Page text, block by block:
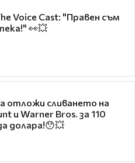
Voice Cast: "Правен съм
👀💥
отложи сливането на
и Warner Bros. за 110
долара!😯💥